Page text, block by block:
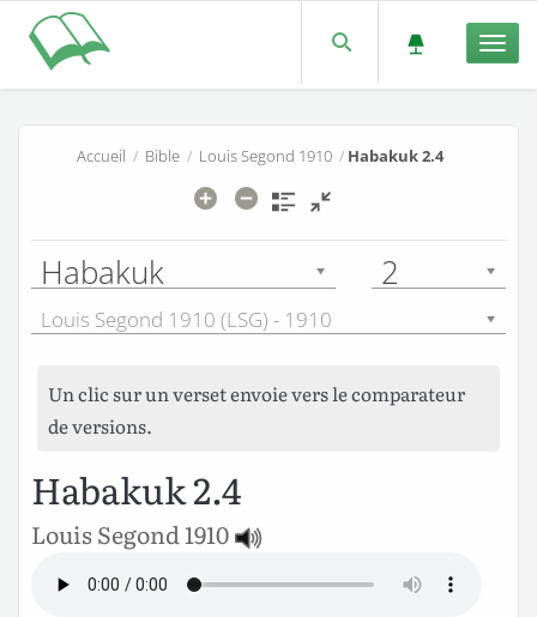
Accueil / Bible / Louis Segond 1910 / Habakuk 2.4
Habakuk 2
Louis Segond 1910 (LSG) - 1910
Un clic sur un verset envoie vers le comparateur
de versions.
Habakuk 2.4
Louis Segond 1910